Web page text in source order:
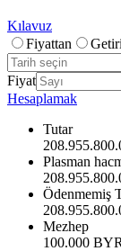
Kılavuz
Fiyattan
Fiyat
Hesaplamak
Tutar
Plasman
Ödenmemiş
Mezhep
100.000 BYR